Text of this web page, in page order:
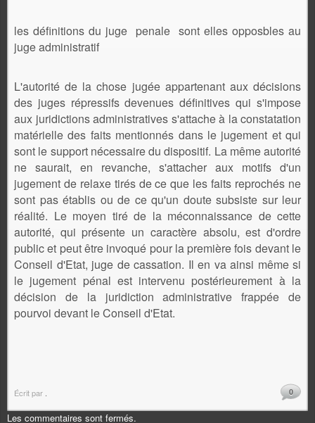
les définitions du juge penale sont elles opposbles au
juge administratif
L'autorité de la chose jugée appartenant aux décisions
des juges répressifs devenues définitives qui s'impose
aux juridictions administratives s'attache à la constatation
matérielle des faits mentionnés dans le jugement et qui
sont le support nécessaire du dispositif. La même autorité
ne saurait, en revanche, s'attacher aux motifs d'un
jugement de relaxe tirés de ce que les faits reprochés ne
sont pas établis ou de ce qu'un doute subsiste sur leur
réalité. Le moyen tiré de la méconnaissance de cette
autorité, qui présente un caractère absolu, est d'ordre
public et peut être invoqué pour la première fois devant le
Conseil d'Etat, juge de cassation. Il en va ainsi même si
le jugement pénal est intervenu postérieurement à la
décision de la juridiction administrative frappée de
pourvoi devant le Conseil d'Etat.
Écrit par 0
Les commentaires sont fermés.